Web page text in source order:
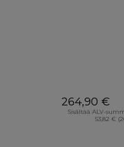
264,90 €
Sisältää ALV-
53,82 €